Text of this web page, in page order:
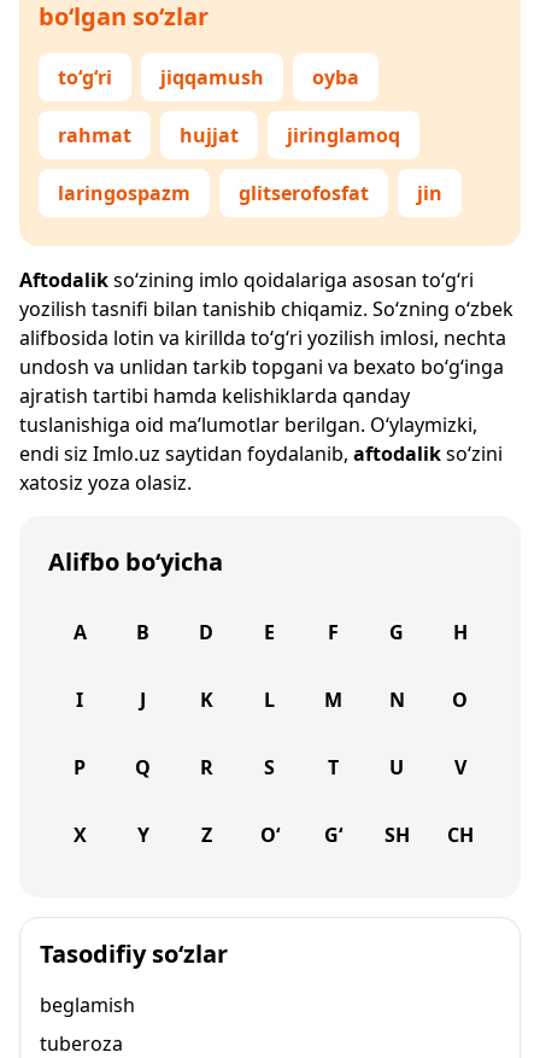
bo‘lgan so‘zlar
to‘g‘ri jiqqamush oyba
rahmat hujjat jiringlamoq
laringospazm glitserofosfat jin
Aftodalikso‘zining imlo qoidalariga asosan to‘g‘ri
yozilish tasnifi bilan tanishib chiqamiz. So‘zning o‘zbek
alifbosida lotin va kirillda to‘g‘ri yozilish imlosi, nechta
undosh va unlidan tarkib topgani va bexato bo‘g‘inga
ajratish tartibi hamda kelishiklarda qanday
tuslanishiga oid ma’lumotlar berilgan. O‘ylaymizki,
endi siz Imlo.uz saytidan foydalanib, aftodalikso‘zini
xatosiz yoza olasiz.
Alifbo bo‘yicha
A B D E F G H
I J K L M N O
P Q R S T U V
X Y Z O‘ G‘ SH CH
Tasodifiy so‘zlar
beglamish
tuberoza